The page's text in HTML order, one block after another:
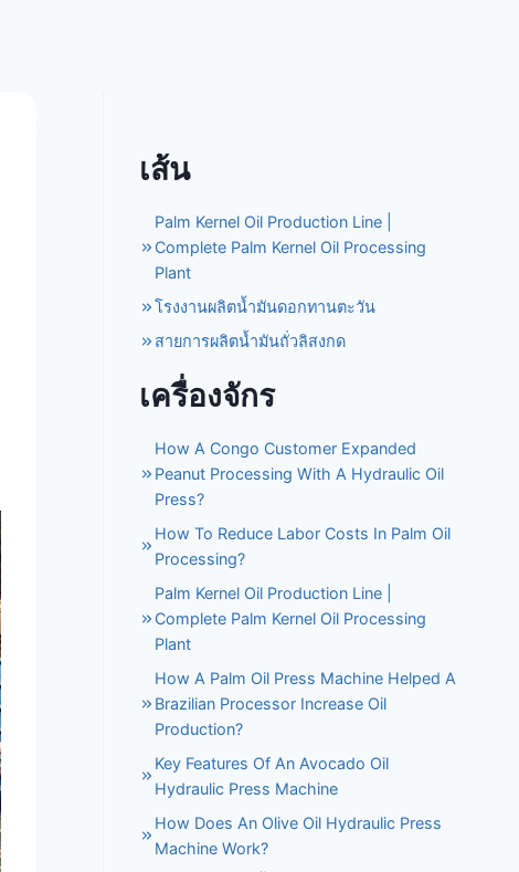
เส้น
Palm Kernel Oil Production Line |
Complete Palm Kernel Oil Processing
Plant
โรงงานผลิตน้ำมันดอกทานตะวัน
สายการผลิตน้ำมันถั่วลิสงกด
เครื่องจักร
How A Congo Customer Expanded
Peanut Processing With A Hydraulic Oil
Press?
How To Reduce Labor Costs In Palm Oil
Processing?
Palm Kernel Oil Production Line |
Complete Palm Kernel Oil Processing
Plant
How A Palm Oil Press Machine Helped A
Brazilian Processor Increase Oil
Production?
Key Features Of An Avocado Oil
Hydraulic Press Machine
How Does An Olive Oil Hydraulic Press
Machine Work?